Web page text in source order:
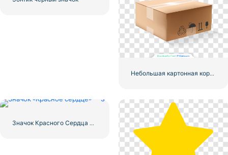
Небольшая картонная коробка для доставки